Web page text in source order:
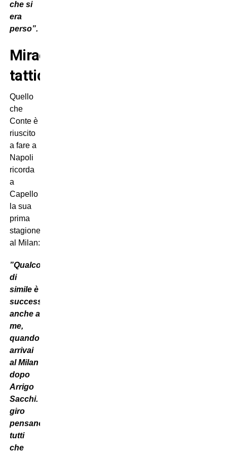
che si
era
perso”.
Miracolo
tattico
Quello
che
Conte è
riuscito
a fare a
Napoli
ricorda
a
Capello
la sua
prima
stagione
al Milan:
”Qualcosa
di
simile è
successo
anche a
me,
quando
arrivai
al Milan
dopo
Arrigo
Sacchi.
giro
pensano
tutti
che